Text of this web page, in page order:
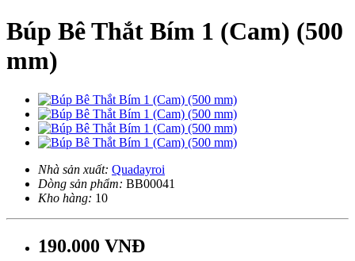
Búp Bê Thắt Bím 1 (Cam) (500
mm)
Nhà sản xuất: Quadayroi
Dòng sản phẩm: BB00041
Kho hàng: 10
190.000 VNĐ